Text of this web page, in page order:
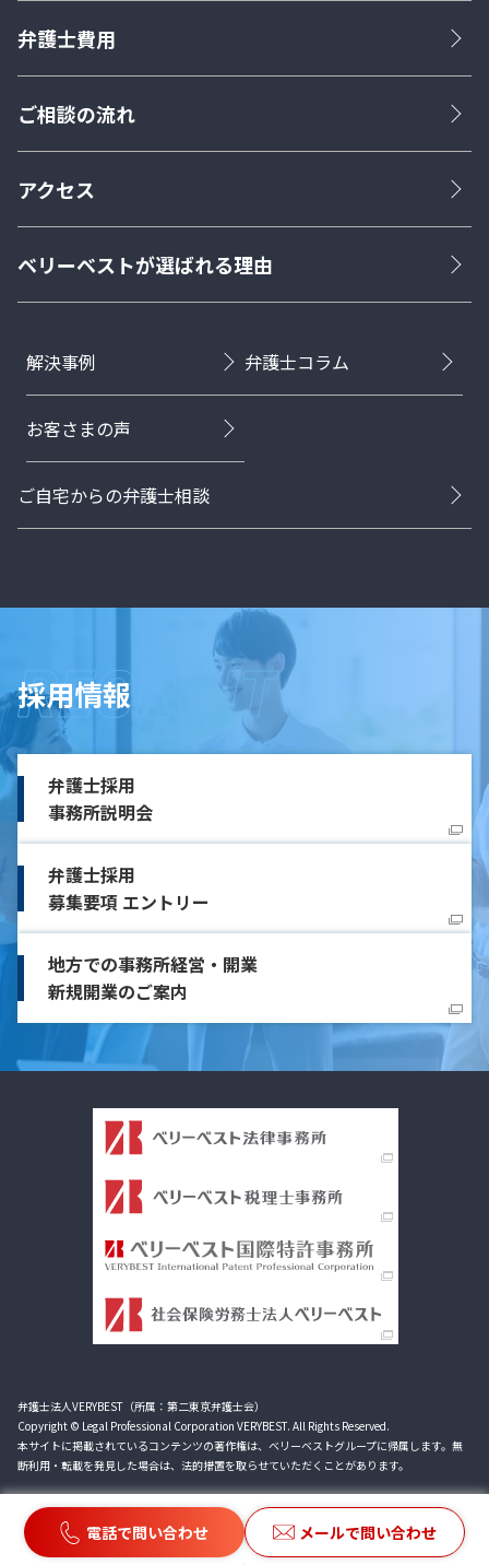
電話で問い合わせ メールで問い合わせ
弁護士費用
ご相談の流れ
アクセス
ベリーベストが選ばれる理由
解決事例 弁護士コラム
お客さまの声
ご自宅からの弁護士相談
採用情報
弁護士採用
事務所説明会
弁護士採用
募集要項 エントリー
地方での事務所経営・開業
新規開業のご案内
弁護士法人VERYBEST（所属：第二東京弁護士会）
Copyright © Legal Professional Corporation VERYBEST. All Rights Reserved.
本サイトに掲載されているコンテンツの著作権は、ベリーベストグループに帰属します。無
断利用・転載を発見した場合は、法的措置を取らせていただくことがあります。